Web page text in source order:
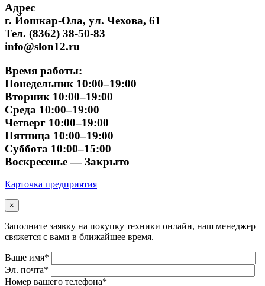
Адрес
г. Йошкар-Ола, ул. Чехова, 61
Тел. (8362) 38-50-83
info@slon12.ru
Время работы:
Понедельник 10:00–19:00
Вторник 10:00–19:00
Среда 10:00–19:00
Четверг 10:00–19:00
Пятница 10:00–19:00
Суббота 10:00–15:00
Воскресенье — Закрыто
Карточка предприятия
×
Заполните заявку на покупку техники онлайн, наш менеджер
свяжется с вами в ближайшее время.
Ваше имя*
Эл. почта*
Номер вашего телефона*